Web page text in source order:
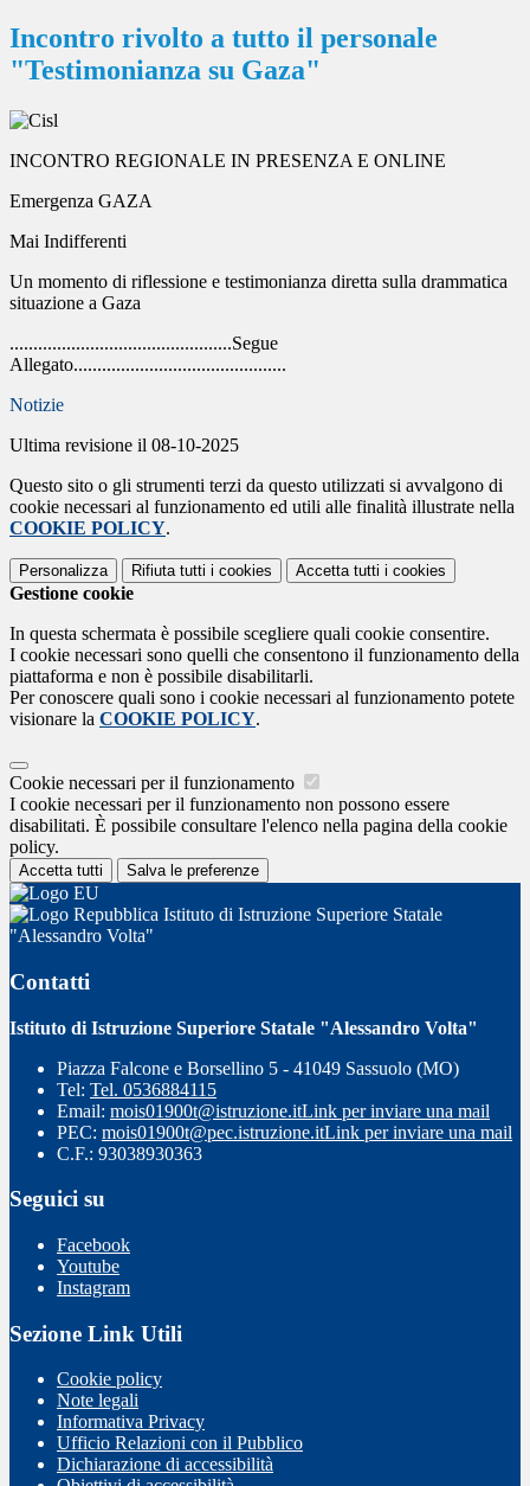
Incontro rivolto a tutto il personale
"Testimonianza su Gaza"
INCONTRO REGIONALE IN PRESENZA E ONLINE
Emergenza GAZA
Mai Indifferenti
Un momento di riflessione e testimonianza diretta sulla drammatica
situazione a Gaza
...............................................Segue
Allegato.............................................
Notizie
Ultima revisione il 08-10-2025
Questo sito o gli strumenti terzi da questo utilizzati si avvalgono di
cookie necessari al funzionamento ed utili alle finalità illustrate nella
COOKIE POLICY.
Personalizza Rifiuta tutti i cookies Accetta tutti i cookies
Gestione cookie
In questa schermata è possibile scegliere quali cookie consentire.
I cookie necessari sono quelli che consentono il funzionamento della
piattaforma e non è possibile disabilitarli.
Per conoscere quali sono i cookie necessari al funzionamento potete
visionare la COOKIE POLICY.
Cookie necessari per il funzionamento
I cookie necessari per il funzionamento non possono essere
disabilitati. È possibile consultare l'elenco nella pagina della cookie
policy.
Accetta tutti Salva le preferenze
Istituto di Istruzione Superiore Statale
"Alessandro Volta"
Contatti
Istituto di Istruzione Superiore Statale "Alessandro Volta"
Piazza Falcone e Borsellino 5 - 41049 Sassuolo (MO)
Tel: Tel. 0536884115
Email: mois01900t@istruzione.itLink per inviare una mail
PEC: mois01900t@pec.istruzione.itLink per inviare una mail
C.F.: 93038930363
Seguici su
Facebook
Youtube
Instagram
Sezione Link Utili
Cookie policy
Note legali
Informativa Privacy
Ufficio Relazioni con il Pubblico
Dichiarazione di accessibilità